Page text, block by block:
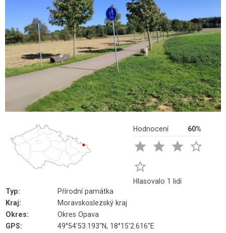
Hodnocení 60%
   

Hlasovalo 1 lidí
Typ:
Přírodní památka
Kraj:
Moravskoslezský kraj
Okres:
Okres Opava
GPS:
49°54'53.193"N, 18°15'2.616"E